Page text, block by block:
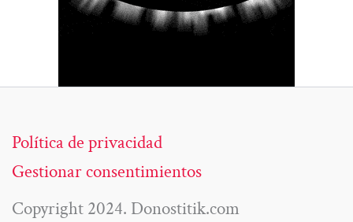
Política de privacidad
Gestionar consentimientos
Copyright 2024. Donostitik.com